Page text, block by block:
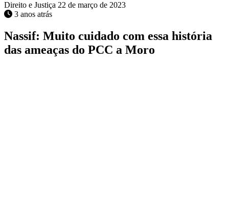
Direito e Justiça 22 de março de 2023
3 anos atrás
Nassif: Muito cuidado com essa história
das ameaças do PCC a Moro